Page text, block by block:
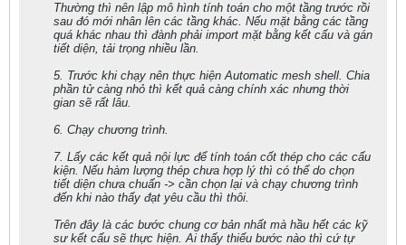
Thường thì nên lập mô hình tính toán cho một tầng trước rồi
sau đó mới nhân lên các tầng khác. Nếu mặt bằng các tầng
quá khác nhau thì đành phải import mặt bằng kết cấu và gán
tiết diện, tải trọng nhiều lần.
5. Trước khi chạy nên thực hiện Automatic mesh shell. Chia
phần tử càng nhỏ thì kết quả càng chính xác nhưng thời
gian sẽ rất lâu.
6. Chạy chương trình.
7. Lấy các kết quả nội lực để tính toán cốt thép cho các cấu
kiện. Nếu hàm lượng thép chưa hợp lý thì có thể do chọn
tiết diện chưa chuẩn -> cần chọn lại và chạy chương trình
đến khi nào thấy đạt yêu cầu thì thôi.
Trên đây là các bước chung cơ bản nhất mà hầu hết các kỹ
sư kết cấu sẽ thực hiện. Ai thấy thiếu bước nào thì cứ tự